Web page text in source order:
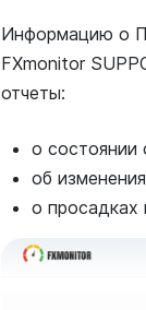
Информацию о
FXmonitor
отчеты:
о состоянии
об
о просадках